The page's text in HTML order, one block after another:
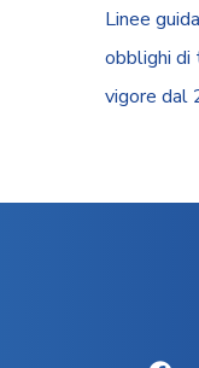
Linee
obblighi di
vigore dal